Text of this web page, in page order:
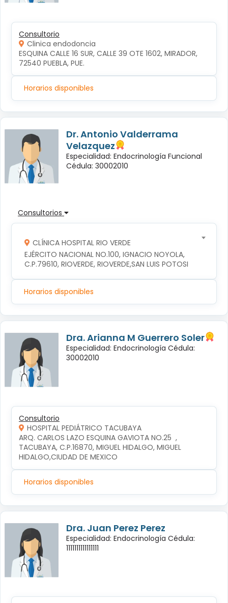
Consultorio
Clinica endodoncia
ESQUINA CALLE 16 SUR, CALLE 39 OTE 1602, MIRADOR,
72540 PUEBLA, PUE.
Horarios disponibles
Dr. Antonio Valderrama
Velazquez
Especialidad: Endocrinología Funcional
Cédula: 30002010
Consultorios
CLÍNICA HOSPITAL RIO VERDE
EJÉRCITO NACIONAL NO.100, IGNACIO NOYOLA,
C.P.79610, RIOVERDE, RIOVERDE,SAN LUIS POTOSI
Horarios disponibles
Dra. Arianna M Guerrero Soler
Especialidad: Endocrinología Cédula:
30002010
Consultorio
HOSPITAL PEDIÁTRICO TACUBAYA
ARQ. CARLOS LAZO ESQUINA GAVIOTA NO.25  ,
TACUBAYA, C.P.16870, MIGUEL HIDALGO, MIGUEL
HIDALGO,CIUDAD DE MEXICO
Horarios disponibles
Dra. Juan Perez Perez
Especialidad: Endocrinología Cédula:
1111111111111111